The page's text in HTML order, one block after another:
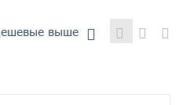
выше